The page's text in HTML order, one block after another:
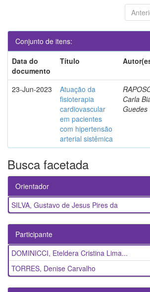
Conjunto de itens:
Data do
documento
Título
23-Jun-2023
Atuação da
fisioterapia
cardiovascular
em pacientes
com hipertensão
arterial sistêmica
Carla
Guedes
Busca facetada
Orientador
SILVA, Gustavo de Jesus Pires da
Participante
DOMINICCI, Eteldera Cristina Lima...
TORRES, Denise Carvalho